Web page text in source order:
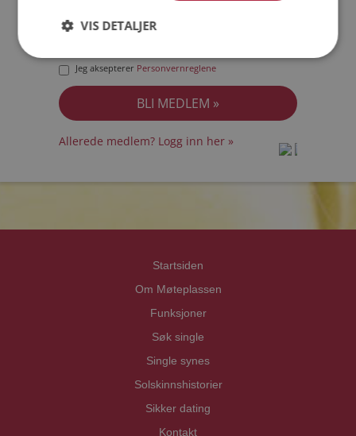
Jeg aksepterer Personvernreglene
Allerede medlem? Logg inn her »
Startsiden
Om Møteplassen
Funksjoner
Søk single
Single synes
Solskinnshistorier
Sikker dating
Kontakt
VIS DETALJER